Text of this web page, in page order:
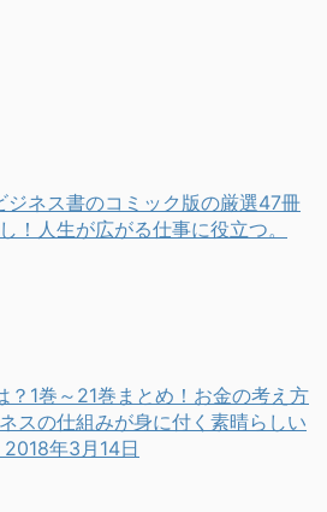
ジネス書のコミック版の厳選47冊
！人生が広がる仕事に役立つ。
？1巻～21巻まとめ！お金の考え方
スの仕組みが身に付く素晴らしい
2018年3月14日